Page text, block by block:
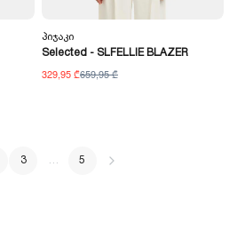
Პიჯაკი
Selected - SLFELLIE BLAZER
329,95 ₾659,95 ₾
3 … 5